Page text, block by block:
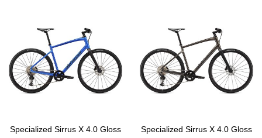
Specialized Sirrus X 4.0 Gloss
Specialized Sirrus X 4.0 Gloss